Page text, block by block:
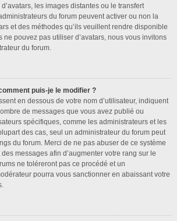
les images distantes ou le transfert
du forum peuvent activer ou non la
et des méthodes qu’ils veuillent rendre disponible
ne pouvez pas utiliser d’avatars, nous vous invitons
du forum.
puis-je le modifier ?
en dessous de votre nom d’utilisateur, indiquent
de messages que vous avez publié ou
spécifiques, comme les administrateurs et les
des cas, seul un administrateur du forum peut
du forum. Merci de ne pas abuser de ce système
messages afin d’augmenter votre rang sur le
ne toléreront pas ce procédé et un
pourra vous sanctionner en abaissant votre